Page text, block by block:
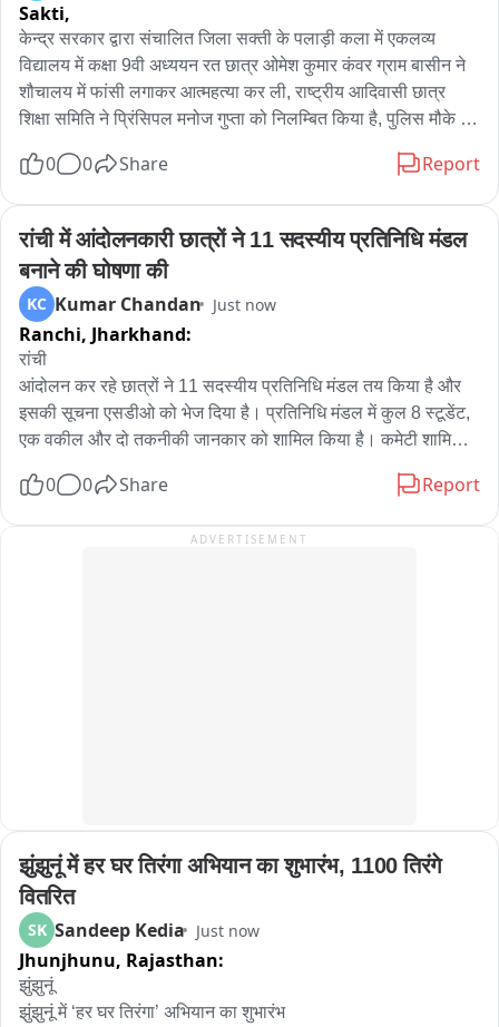
चर्चा की गई।
Sakti,
केन्द्र सरकार द्वारा संचालित जिला सक्ती के पलाड़ी कला में एकलव्य
विद्यालय में कक्षा 9वी अध्ययन रत छात्र ओमेश कुमार कंवर ग्राम बासीन ने
शौचालय में फांसी लगाकर आत्महत्या कर ली, राष्ट्रीय आदिवासी छात्र
शिक्षा समिति ने प्रिंसिपल मनोज गुप्ता को निलम्बित किया है, पुलिस मौके पर
छात्राओं ने जिला कलेक्टर सक्ती से मिल अव्यस्था एवँ प्रताड़ना के सम्बंध में
हॉस्टल अधीक्षक को तत्काल निलंबित कर लेने की मांग की थी, अब घटना
होने के बाद
0 0 Share Report
रांची में आंदोलनकारी छात्रों ने 11 सदस्यीय प्रतिनिधि मंडल
बनाने की घोषणा की
KC Kumar Chandan Just now
Ranchi, Jharkhand:
रांची
आंदोलन कर रहे छात्रों ने 11 सदस्यीय प्रतिनिधि मंडल तय किया है और
इसकी सूचना एसडीओ को भेज दिया है। प्रतिनिधि मंडल में कुल 8 स्टूडेंट,
एक वकील और दो तकनीकी जानकार को शामिल किया है। कमेटी शामिल
0 0 Share Report
ADVERTISEMENT
झुंझुनूं में हर घर तिरंगा अभियान का शुभारंभ, 1100 तिरंगे
वितरित
SK Sandeep Kedia Just now
Jhunjhunu, Rajasthan:
झुंझुनूं
झुंझुनूं में ‘हर घर तिरंगा’ अभियान का शुभारंभ